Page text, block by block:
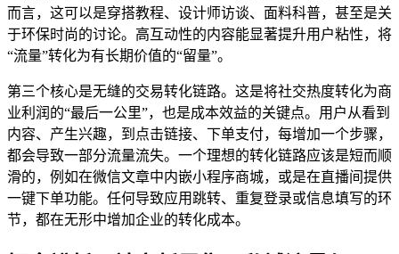
而言，这可以是穿搭教程、设计师访谈、面料科普，甚至是关
于环保时尚的讨论。高互动性的内容能显著提升用户粘性，将
“流量”转化为有长期价值的“留量”。
第三个核心是无缝的交易转化链路。这是将社交热度转化为商
业利润的“最后一公里”，也是成本效益的关键点。用户从看到
内容、产生兴趣，到点击链接、下单支付，每增加一个步骤，
都会导致一部分流量流失。一个理想的转化链路应该是短而顺
滑的，例如在微信文章中内嵌小程序商城，或是在直播间提供
一键下单功能。任何导致应用跳转、重复登录或信息填写的环
节，都在无形中增加企业的转化成本。